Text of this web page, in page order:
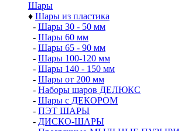
Шары
♦ Шары из пластика
- Шары 30 - 50 мм
- Шары 60 мм
- Шары 65 - 90 мм
- Шары 100-120 мм
- Шары 140 - 150 мм
- Шары от 200 мм
- Наборы шаров ДЕЛЮКС
- Шары с ДЕКОРОМ
- ПЭТ ШАРЫ
- ДИСКО-ШАРЫ